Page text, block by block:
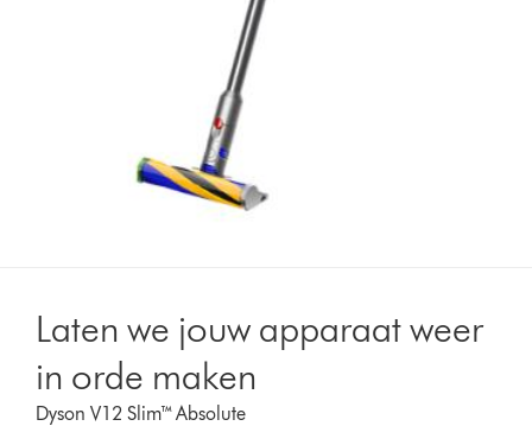
Laten we jouw apparaat weer
in orde maken
Dyson V12 Slim™ Absolute